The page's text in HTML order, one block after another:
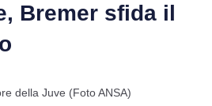
Bremer sfida il
della Juve (Foto ANSA)